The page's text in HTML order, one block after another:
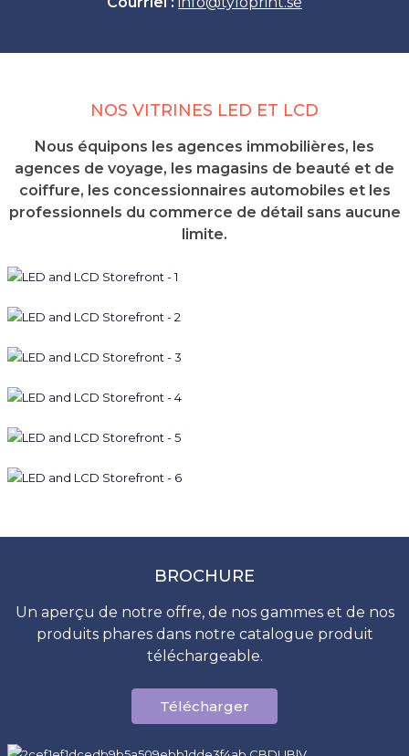
NOS VITRINES LED ET LCD
Nous équipons les agences immobilières, les
agences de voyage, les magasins de beauté et de
coiffure, les concessionnaires automobiles et les
professionnels du commerce de détail sans aucune
limite.
BROCHURE
Un aperçu de notre offre, de nos gammes et de nos
produits phares dans notre catalogue produit
téléchargeable.
Télécharger